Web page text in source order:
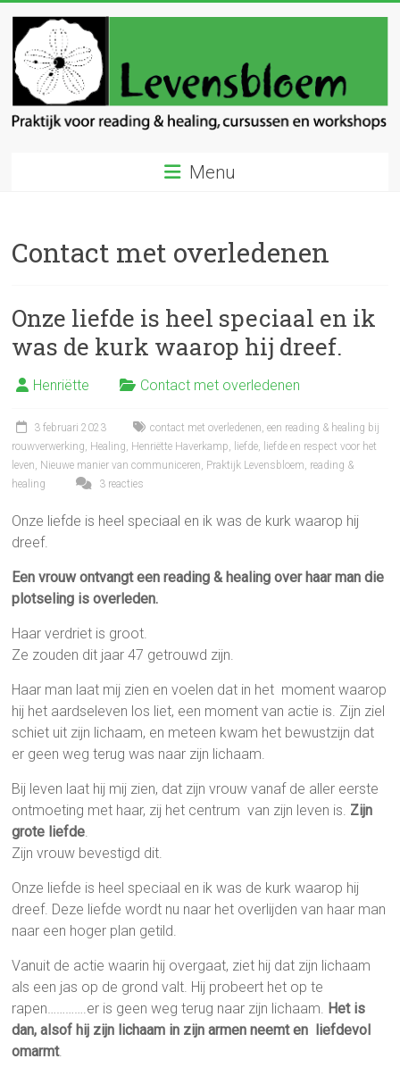
inhoud
Levensbloem
en
Menu
Contact met overledenen
Onze liefde is heel speciaal en ik
was de kurk waarop hij dreef.
Henriëtte Contact met overledenen
3 februari 2023 contact met overledenen,een reading & healing bij
rouwverwerking, Healing, Henriëtte Haverkamp, liefde, liefde en respect voor het
leven, Nieuwe manier van communiceren, Praktijk Levensbloem, reading &
healing
3 reacties
Onze liefde is heel speciaal en ik was de kurk waarop hij
dreef.
Een vrouw ontvangt een reading & healing over haar man die
plotseling is overleden.
Haar verdriet is groot.
Ze zouden dit jaar 47 getrouwd zijn.
Haar man laat mij zien en voelen dat in het moment waarop
hij het aardseleven los liet, een moment van actie is. Zijn ziel
schiet uit zijn lichaam, en meteen kwam het bewustzijn dat
er geen weg terug was naar zijn lichaam.
Bij leven laat hij mij zien, dat zijn vrouw vanaf de aller eerste
ontmoeting met haar, zij het centrum van zijn leven is. Zijn
grote liefde.
Zijn vrouw bevestigd dit.
Onze liefde is heel speciaal en ik was de kurk waarop hij
dreef. Deze liefde wordt nu naar het overlijden van haar man
naar een hoger plan getild.
Vanuit de actie waarin hij overgaat, ziet hij dat zijn lichaam
als een jas op de grond valt. Hij probeert het op te
rapen………….er is geen weg terug naar zijn lichaam. Het is
dan, alsof hij zijn lichaam in zijn armen neemt en liefdevol
omarmt.